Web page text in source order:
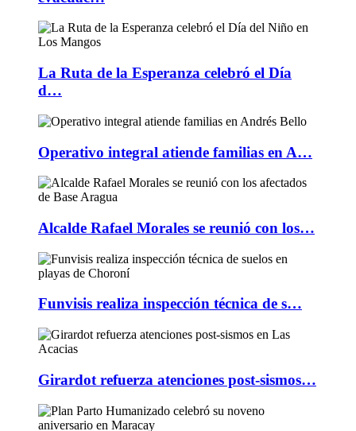
La Ruta de la Esperanza celebró el Día
d…
Operativo integral atiende familias en A…
Alcalde Rafael Morales se reunió con los…
Funvisis realiza inspección técnica de s…
Girardot refuerza atenciones post-sismos…